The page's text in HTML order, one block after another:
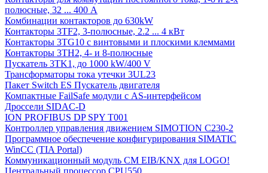
полюсные, 32 ... 400 A
Комбинации контакторов до 630kW
Контакторы 3TF2, 3-полюсные, 2.2 ... 4 кВт
Контакторы 3TG10 c винтовыми и плоскими клеммами
Контакторы 3TH2, 4- и 8-полюсные
Пускатель 3TK1, до 1000 kW/400 V
Трансформаторы тока утечки 3UL23
Пакет Switch ES Пускатель двигателя
Компактные FailSafe модули с AS-интерфейсом
Дроссели SIDAC-D
ION PROFIBUS DP SPY T001
Контроллер управления движением SIMOTION C230-2
Программное обеспечение конфигурирования SIMATIC
WinCC (TIA Portal)
Коммуникационный модуль CM EIB/KNX для LOGO!
Центральный процессор CPU550